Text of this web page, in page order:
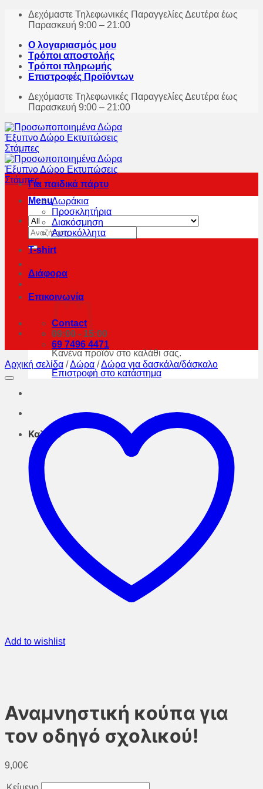
Skip
Δεχόμαστε Τηλεφωνικές Παραγγελίες Δευτέρα έως
Παρασκευή 9:00 – 21:00
Ο λογαριασμός μου
Τρόποι αποστολής
Τρόποι πληρωμής
Επιστροφές Προϊόντων
Δεχόμαστε Τηλεφωνικές Παραγγελίες Δευτέρα έως
Παρασκευή 9:00 – 21:00
Menu
Αναζήτηση
για:
Κανένα προϊόν στο καλάθι σας.
Επιστροφή στο κατάστημα
Καλάθι
Για παιδικά πάρτυ
Δωράκια
Προσκλητήρια
Διακόσμηση
Αυτοκόλλητα
T-shirt
Διάφορα
Επικοινωνία
Contact
09:00 - 15:00
69 7496 4471
Αρχική σελίδα /Δώρα /Δώρα για δασκάλα/δάσκαλο
Add to wishlist
Αναμνηστική κούπα για
τον οδηγό σχολικού!
9,00€